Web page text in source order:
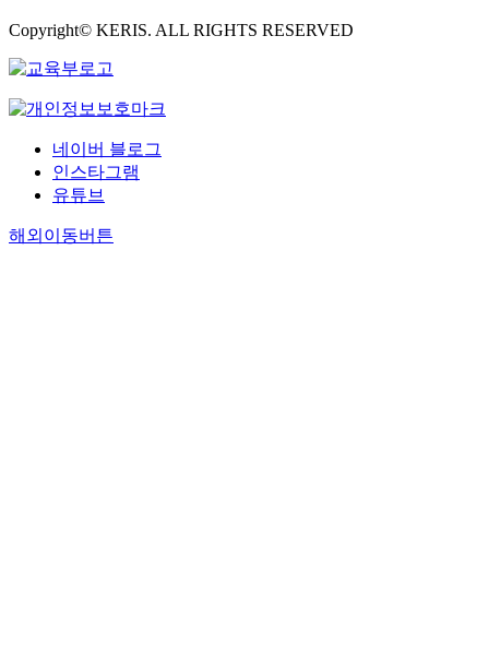
Copyright© KERIS. ALL RIGHTS RESERVED
네이버 블로그
인스타그램
유튜브
해외이동버튼